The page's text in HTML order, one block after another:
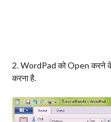
2. WordPad को Open करने
करना है.